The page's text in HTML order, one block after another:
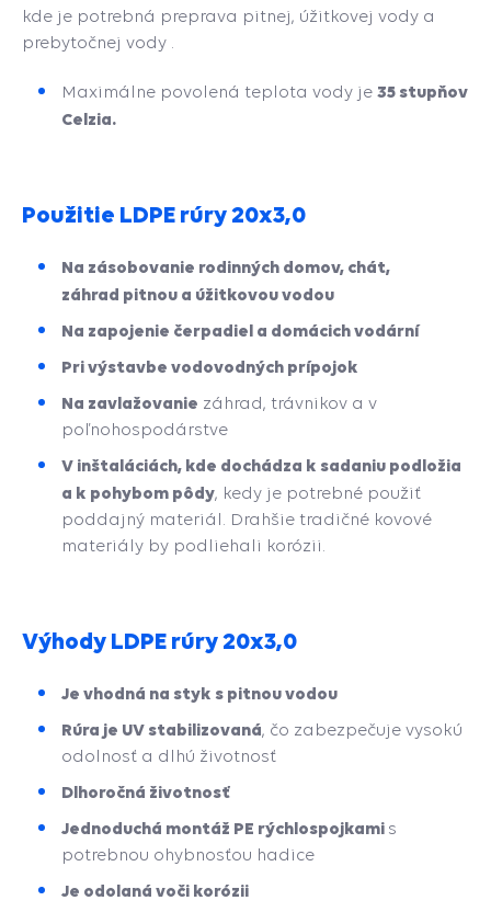
kde je potrebná preprava pitnej, úžitkovej vody a
prebytočnej vody .
Maximálne povolená teplota vody je 35 stupňov
Celzia.
Použitie LDPE rúry 20x3,0
Na zásobovanie rodinných domov, chát,
záhrad pitnou a úžitkovou vodou
Na zapojenie čerpadiel a domácich vodární
Pri výstavbe vodovodných prípojok
Na zavlažovanie záhrad, trávnikov a v
poľnohospodárstve
V inštaláciách, kde dochádza k sadaniu podložia
a k pohybom pôdy, kedy je potrebné použiť
poddajný materiál. Drahšie tradičné kovové
materiály by podliehali korózii.
Výhody LDPE rúry 20x3,0
Je vhodná na styk s pitnou vodou
Rúra je UV stabilizovaná, čo zabezpečuje vysokú
odolnosť a dlhú životnosť
Dlhoročná životnosť
Jednoduchá montáž PE rýchlospojkami s
potrebnou ohybnosťou hadice
Je odolaná voči korózii